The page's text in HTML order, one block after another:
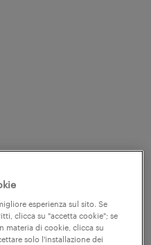
ore -
esperienza sul sito. Se
clicca su "accetta cookie"; se
materia di cookie, clicca su
solo l'installazione dei